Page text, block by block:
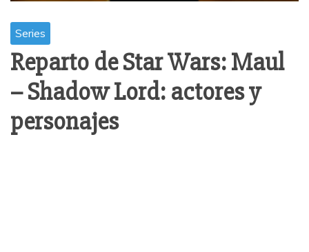
Series
Reparto de Star Wars: Maul
– Shadow Lord: actores y
personajes